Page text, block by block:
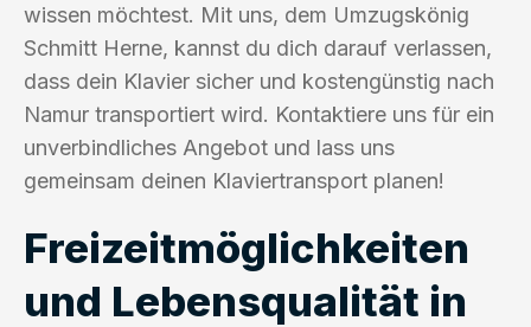
wissen möchtest. Mit uns, dem Umzugskönig
Schmitt Herne, kannst du dich darauf verlassen,
dass dein Klavier sicher und kostengünstig nach
Namur transportiert wird. Kontaktiere uns für ein
unverbindliches Angebot und lass uns
gemeinsam deinen Klaviertransport planen!
Freizeitmöglichkeiten
und Lebensqualität in